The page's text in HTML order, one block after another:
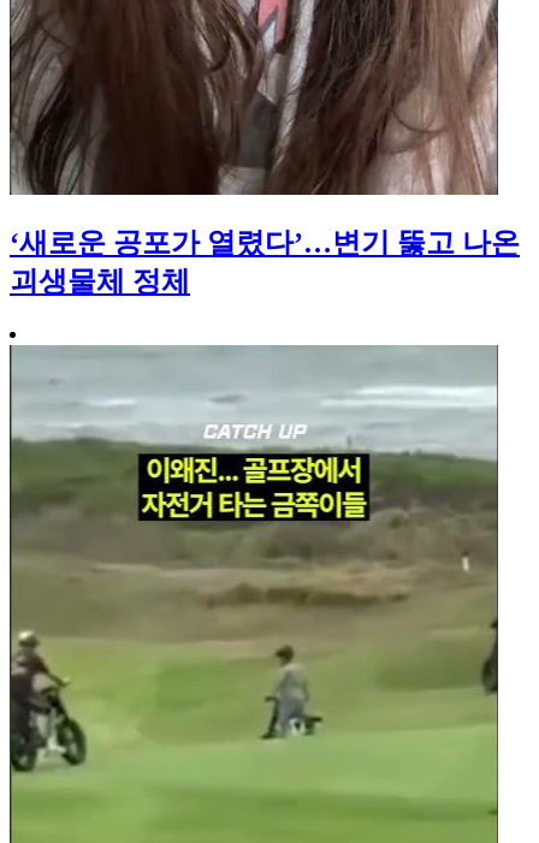
‘새로운 공포가 열렸다’…변기 뚫고 나온
괴생물체 정체